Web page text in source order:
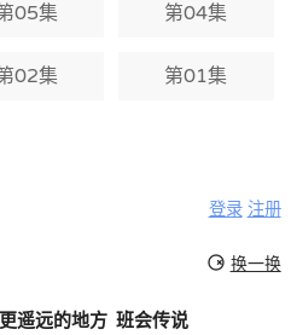
05集 第04集
02集 第01集
登录 注册
换一换
遥远的地方 班会传说